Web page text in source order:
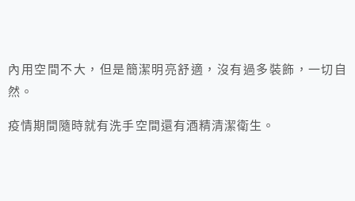
內用空間不大，但是簡潔明亮舒適，沒有過多裝飾，一切自
然。
疫情期間隨時就有洗手空間還有酒精清潔衛生。